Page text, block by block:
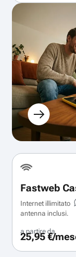
Fastweb
Internet illimitato
antenna inclusi.
a partire da
25,95 €/